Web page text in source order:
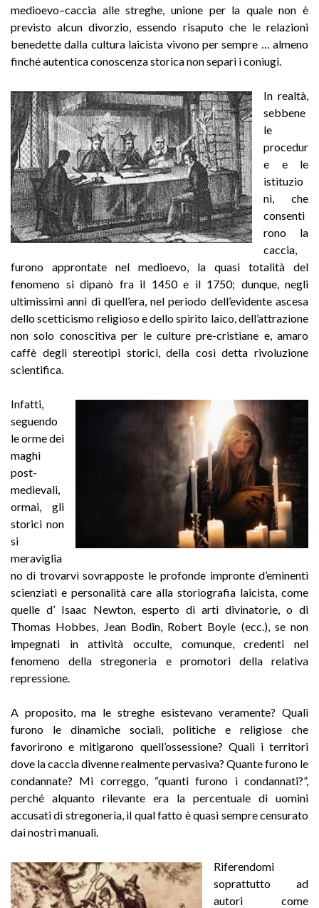
medioevo–caccia alle streghe, unione per la quale non è
previsto alcun divorzio, essendo risaputo che le relazioni
benedette dalla cultura laicista vivono per sempre … almeno
finché autentica conoscenza storica non separi i coniugi.
In realtà,
sebbene
le
procedur
e e le
istituzio
ni, che
consenti
rono la
caccia,
furono approntate nel medioevo, la quasi totalità del
fenomeno si dipanò fra il 1450 e il 1750; dunque, negli
ultimissimi anni di quell’era, nel periodo dell’evidente ascesa
dello scetticismo religioso e dello spirito laico, dell’attrazione
non solo conoscitiva per le culture pre-cristiane e, amaro
caffè degli stereotipi storici, della così detta rivoluzione
scientifica.
Infatti,
seguendo
le orme dei
maghi
post-
medievali,
ormai, gli
storici non
si
meraviglia
no di trovarvi sovrapposte le profonde impronte d’eminenti
scienziati e personalità care alla storiografia laicista, come
quelle d’ Isaac Newton, esperto di arti divinatorie, o di
Thomas Hobbes, Jean Bodin, Robert Boyle (ecc.), se non
impegnati in attività occulte, comunque, credenti nel
fenomeno della stregoneria e promotori della relativa
repressione.
A proposito, ma le streghe esistevano veramente? Quali
furono le dinamiche sociali, politiche e religiose che
favorirono e mitigarono quell’ossessione? Quali i territori
dove la caccia divenne realmente pervasiva? Quante furono le
condannate? Mi correggo, “quanti furono i condannati?”,
perché alquanto rilevante era la percentuale di uomini
accusati di stregoneria, il qual fatto è quasi sempre censurato
dai nostri manuali.
Riferendomi
soprattutto ad
autori come